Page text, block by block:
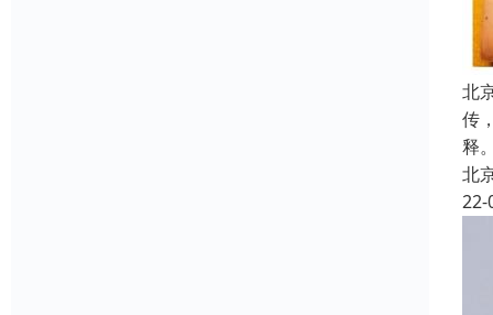
北
传
释
北
22-